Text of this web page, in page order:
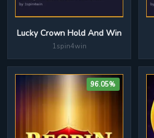
Lucky Crown Hold And Win
1spin4win
96.05%